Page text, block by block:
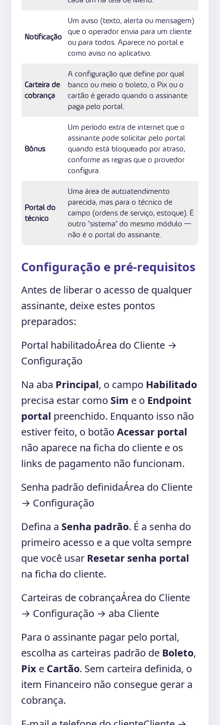
Notificação
Um aviso (texto, alerta ou mensagem)
que o operador envia para um cliente
ou para todos. Aparece no portal e
como aviso no aplicativo.
Carteira de
cobrança
A configuração que define por qual
banco ou meio o boleto, o Pix ou o
cartão é gerado quando o assinante
paga pelo portal.
Bônus
Um período extra de internet que o
assinante pode solicitar pelo portal
quando está bloqueado por atraso,
conforme as regras que o provedor
configura.
Portal do
técnico
Uma área de autoatendimento
parecida, mas para o técnico de
campo (ordens de serviço, estoque). É
outro "sistema" do mesmo módulo —
não é o portal do assinante.
Configuração e pré-requisitos
Antes de liberar o acesso de qualquer
assinante, deixe estes pontos
preparados:
Portal habilitadoÁrea do Cliente →
Configuração
Na aba Principal, o campo Habilitado
precisa estar como Sim e o Endpoint
portal preenchido. Enquanto isso não
estiver feito, o botão Acessar portal
não aparece na ficha do cliente e os
links de pagamento não funcionam.
Senha padrão definidaÁrea do Cliente
→ Configuração
Defina a Senha padrão. É a senha do
primeiro acesso e a que volta sempre
que você usar Resetar senha portal
na ficha do cliente.
Carteiras de cobrançaÁrea do Cliente
→ Configuração → aba Cliente
Para o assinante pagar pelo portal,
escolha as carteiras padrão de Boleto,
Pix e Cartão. Sem carteira definida, o
item Financeiro não consegue gerar a
cobrança.